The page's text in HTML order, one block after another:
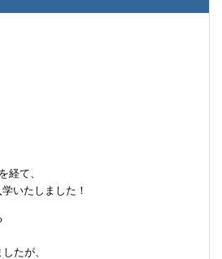
経て、
いたしました！
たが、